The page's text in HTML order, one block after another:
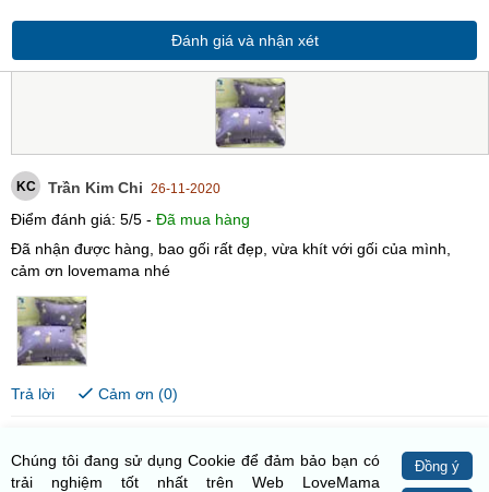
Đánh giá và nhận xét
KC Trần Kim Chi 26-11-2020
Điểm đánh giá: 5/5 - Đã mua hàng
Đã nhận được hàng, bao gối rất đẹp, vừa khít với gối của mình,
cảm ơn lovemama nhé
Trả lời Cảm ơn (0)
Chúng tôi đang sử dụng Cookie để đảm bảo bạn có
trải nghiệm tốt nhất trên Web LoveMama
Đồng ý